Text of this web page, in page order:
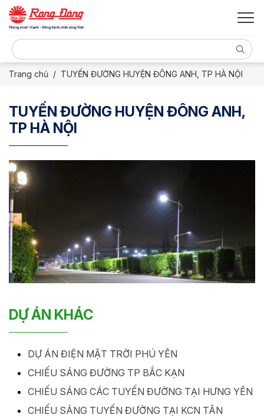
Trang chủ TUYẾN ĐƯỜNG HUYỆN ĐÔNG ANH, TP HÀ NỘI
TUYẾN ĐƯỜNG HUYỆN ĐÔNG ANH,
TP HÀ NỘI
DỰ ÁN KHÁC
DỰ ÁN ĐIỆN MẶT TRỜI PHÚ YÊN
CHIẾU SÁNG ĐƯỜNG TP BẮC KẠN
CHIẾU SÁNG CÁC TUYẾN ĐƯỜNG TẠI HƯNG YÊN
CHIẾU SÁNG TUYẾN ĐƯỜNG TẠI KCN TÂN